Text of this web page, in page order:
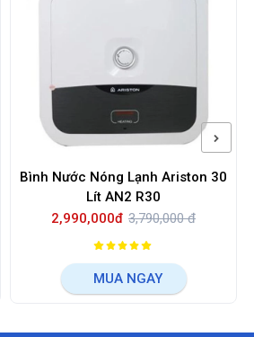
Bình Nước Nóng Lạnh Ariston 30
Lít AN2 R30
2,990,000đ 3,790,000 đ
MUA NGAY